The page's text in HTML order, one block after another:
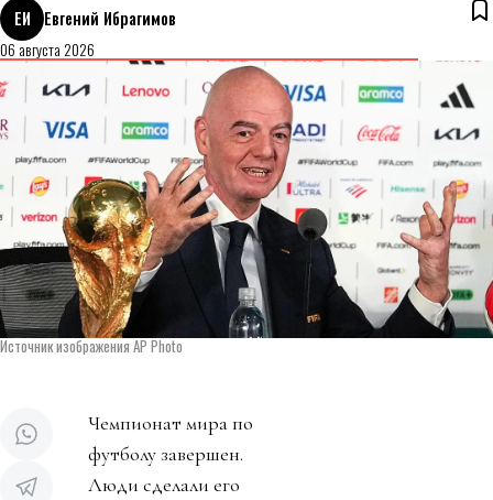
ЕИ
Евгений Ибрагимов
06 августа 2026
Источник изображения AP Photo
Чемпионат мира по
футболу завершен.
Люди сделали его